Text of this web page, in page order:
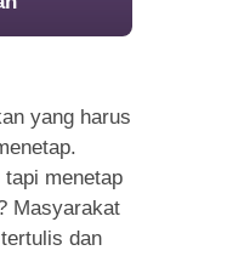
yang harus
menetap
Masyarakat
dan